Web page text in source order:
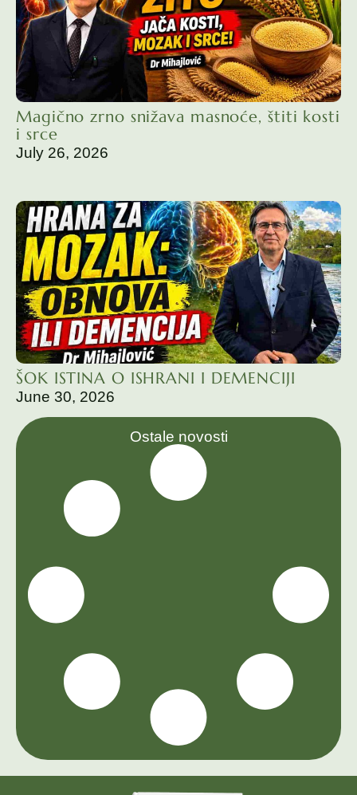
Magično zrno snižava masnoće, štiti kosti
i srce
July 26, 2026
ŠOK ISTINA O ISHRANI I DEMENCIJI
June 30, 2026
Ostale novosti